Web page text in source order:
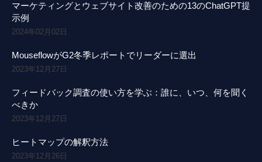
マーケティングとウェブサイト改善のための13のChatGPT提
示例
2024年02月02日
MouseflowがG2冬季レポートでリーダーに選出
2023年12月27日
フィードバック調査の使い方を学ぶ：誰に、いつ、何を聞く
べきか
2023年12月27日
ヒートマップの解釈方法
2023年12月26日